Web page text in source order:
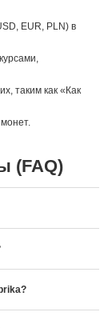
EUR, PLN) в
таким как «Как
(FAQ)